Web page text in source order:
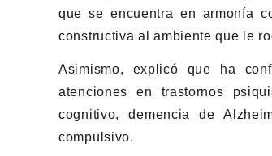
que se encuentra en armonía
constructiva al ambiente que le
Asimismo, explicó que ha
atenciones en trastornos
cognitivo, demencia de
compulsivo.